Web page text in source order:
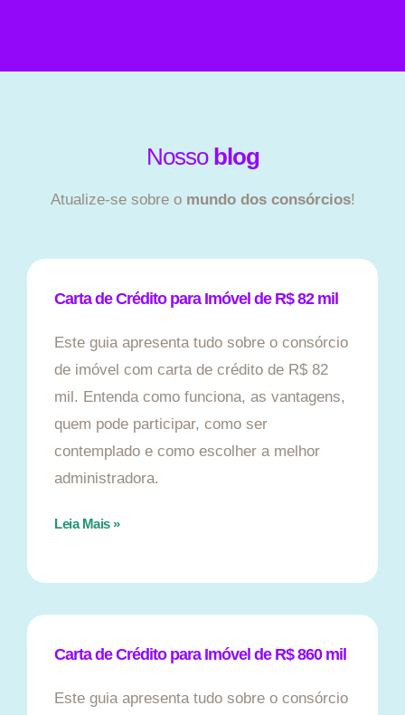
Nosso blog
Atualize-se sobre o mundo dos consórcios!
Carta de Crédito para Imóvel de R$ 82 mil
Este guia apresenta tudo sobre o consórcio
de imóvel com carta de crédito de R$ 82
mil. Entenda como funciona, as vantagens,
quem pode participar, como ser
contemplado e como escolher a melhor
administradora.
Leia Mais »
Carta de Crédito para Imóvel de R$ 860 mil
Este guia apresenta tudo sobre o consórcio